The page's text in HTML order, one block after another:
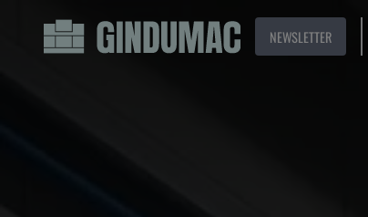
NEWSLETTER